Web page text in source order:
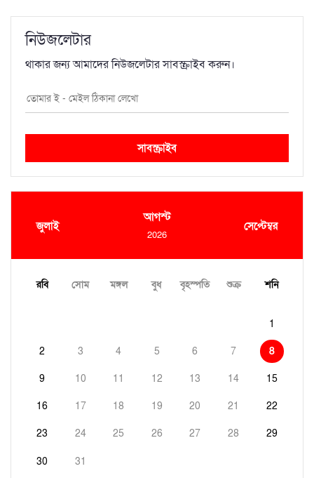
নিউজলেটার
থাকার জন্য আমাদের নিউজলেটার সাবস্ক্রাইব করুন।
সাবস্ক্রাইব
জুলাই
আগস্ট
2026
সেপ্টেম্বর
রবি সোম মঙ্গল বুধ বৃহস্পতি শুক্র শনি
1
2 3 4 5 6 7 8
9 10 11 12 13 14 15
16 17 18 19 20 21 22
23 24 25 26 27 28 29
30 31